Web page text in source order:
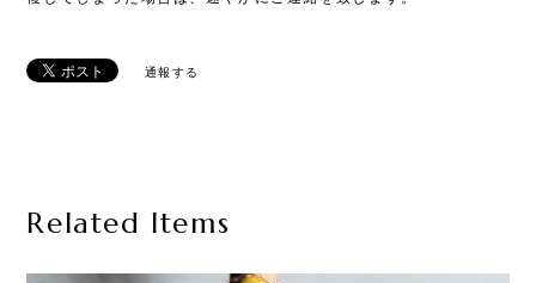
通報する
Related Items